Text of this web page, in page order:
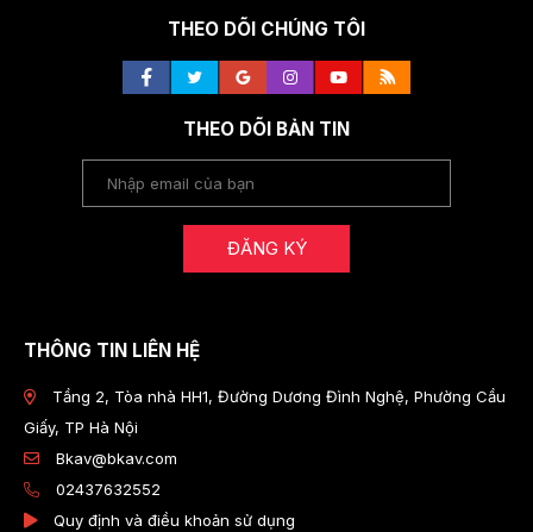
THEO DÕI CHÚNG TÔI
THEO DÕI BẢN TIN
ĐĂNG KÝ
THÔNG TIN LIÊN HỆ
Tầng 2, Tòa nhà HH1, Đường Dương Đình Nghệ, Phường Cầu
Giấy, TP Hà Nội
Bkav@bkav.com
02437632552
Quy định và điều khoản sử dụng